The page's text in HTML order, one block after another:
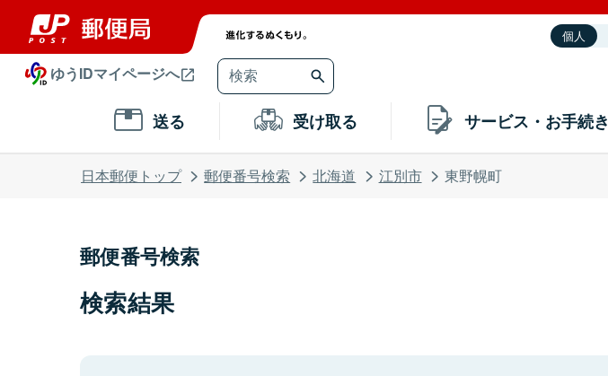
個人
ゆうIDマイページへ
送る 受け取る サービス・お手続き
日本郵便トップ 郵便番号検索 北海道 江別市 東野幌町
郵便番号検索
検索結果